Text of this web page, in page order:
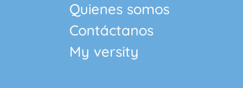
Quienes somos
Contáctanos
My versity